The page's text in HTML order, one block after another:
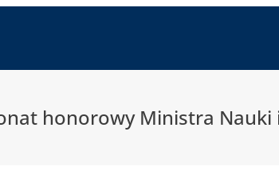
honorowy Ministra Nauki